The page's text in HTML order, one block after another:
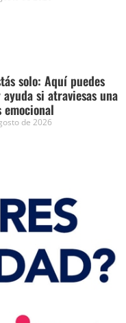
solo: Aquí puedes
si atraviesas una
de 2026